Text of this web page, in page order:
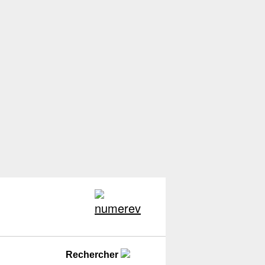
Rechercher